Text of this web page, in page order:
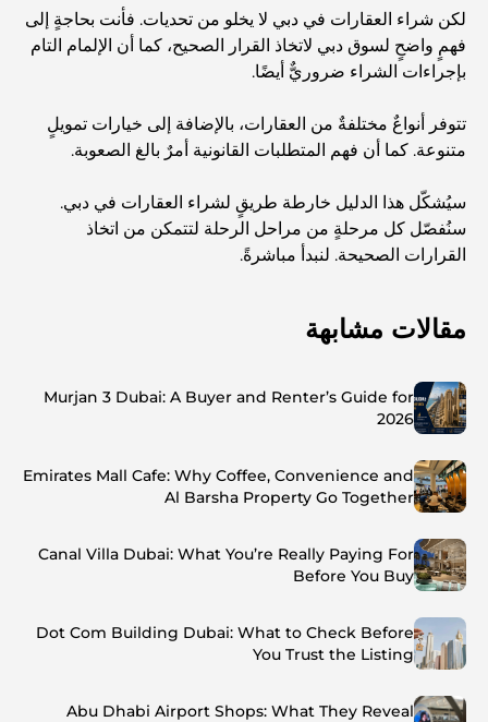
لكن شراء العقارات في دبي لا يخلو من تحديات. فأنت بحاجةٍ إلى
فهمٍ واضحٍ لسوق دبي لاتخاذ القرار الصحيح، كما أن الإلمام التام
بإجراءات الشراء ضروريٌّ أيضًا.
تتوفر أنواعٌ مختلفةٌ من العقارات، بالإضافة إلى خيارات تمويلٍ
متنوعة. كما أن فهم المتطلبات القانونية أمرٌ بالغ الصعوبة.
سيُشكّل هذا الدليل خارطة طريقٍ لشراء العقارات في دبي.
سنُفصّل كل مرحلةٍ من مراحل الرحلة لتتمكن من اتخاذ
القرارات الصحيحة. لنبدأ مباشرةً.
مقالات مشابهة
Murjan 3 Dubai: A Buyer and Renter’s Guide for
2026
Emirates Mall Cafe: Why Coffee, Convenience and
Al Barsha Property Go Together
Canal Villa Dubai: What You’re Really Paying For
Before You Buy
Dot Com Building Dubai: What to Check Before
You Trust the Listing
Abu Dhabi Airport Shops: What They Reveal